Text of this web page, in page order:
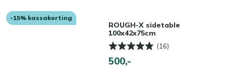
-15% kassakorting
ROUGH-X sidetable
100x42x75cm
(16)
500,-